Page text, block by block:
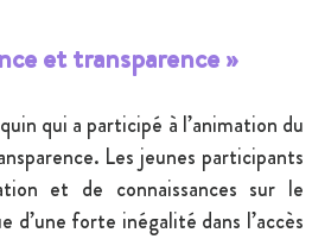
et transparence »
qui a participé à l’animation du
Les jeunes participants
et de connaissances sur le
forte inégalité dans l’accès